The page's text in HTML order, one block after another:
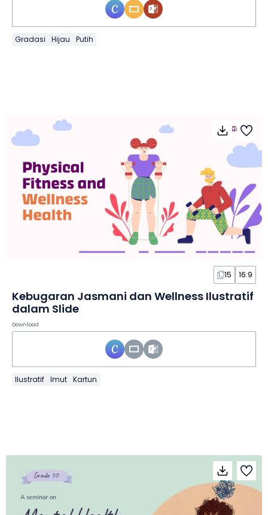
Gradasi Hijau Putih
15 16:9
Kebugaran Jasmani dan Wellness Ilustratif
dalam Slide
Download
Ilustratif Imut Kartun